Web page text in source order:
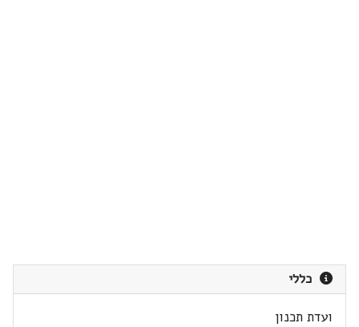
כללי
ועדת תכנון